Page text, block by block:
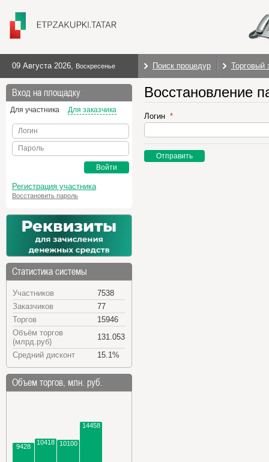
09 Августа 2026, Воскресенье Поиск процедур Торговый
Вход на площадку
Для участника Для заказчика
Логин
Пароль
Войти
Регистрация участника
Восстановить пароль
Статистика системы
Участников
7538
Заказчиков
77
Торгов
15946
Объём торгов
(млрд.руб)
131.053
Средний дисконт
15.1%
Объем торгов, млн. руб.
9428
10418 10100
14458
Восстановление
Логин
Отправить